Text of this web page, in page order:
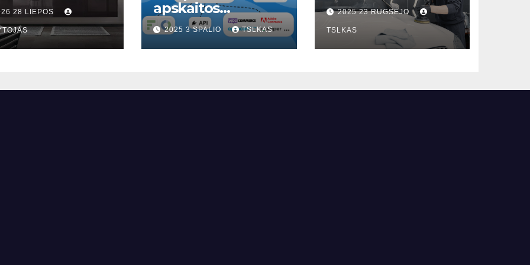
erdvę?
28 LIEPOS
apskaitos
programa
debesyje
2025 3 SPALIO TSLKAS
poliravime: ką
svarbu žinoti?
2025 23 RUGSĖJO
TSLKAS